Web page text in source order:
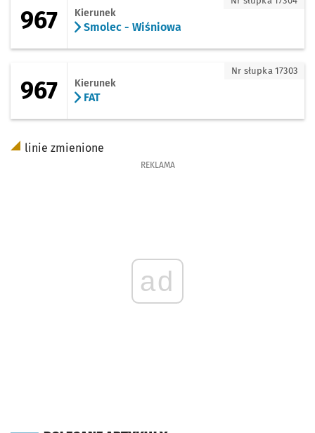
967 Kierunek
Smolec - Wiśniowa
967 Kierunek
FAT
Nr słupka 17303
linie zmienione
REKLAMA
ad